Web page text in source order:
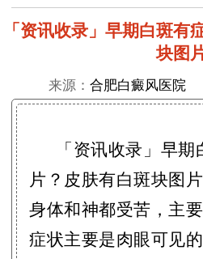
「资讯收录」早期白斑有
块图
来源： 合肥白癜风医院
「资讯收录」早期
片？皮肤有白斑块图
身体和神都受苦，主
症状主要是肉眼可见